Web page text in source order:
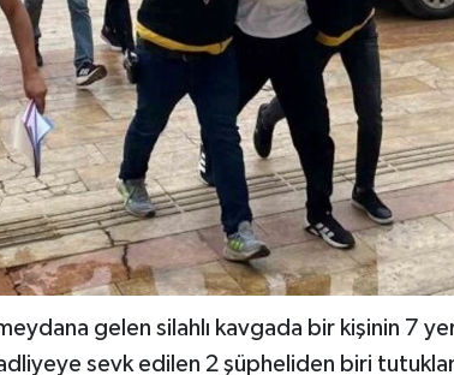
gelen silahlı kavgada bir kişinin 7
sevk edilen 2 şüpheliden biri